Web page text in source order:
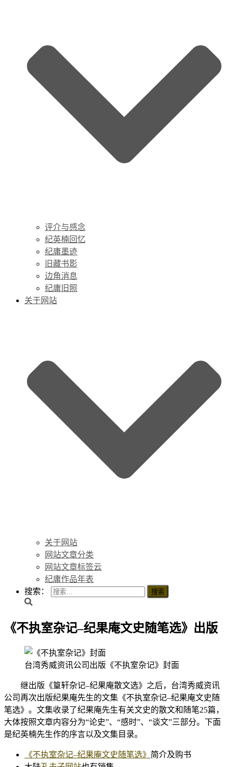
评介与感念
纪英楠回忆
纪庸墨迹
旧藏书影
边角消息
纪庸旧照
关于网站
关于网站
网站文章分类
网站文章标签云
纪庸作品年表
搜索：
《不执室杂记–纪果庵文史随笔选》出版
台湾秀威资讯公司出版《不执室杂记》封面
继出版《篁轩杂记–纪果庵散文选》之后，台湾秀威资讯
公司再次出版纪果庵先生的文集《不执室杂记–纪果庵文史随
笔选》。文集收录了纪果庵先生有关文史的散文和随笔25篇，
大体按照文章内容分为“论史”、“感时”、“谈文”三部分。下面
是纪英楠先生作的序言以及文集目录。
《不执室杂记–纪果庵文史随笔选》 简介及购书